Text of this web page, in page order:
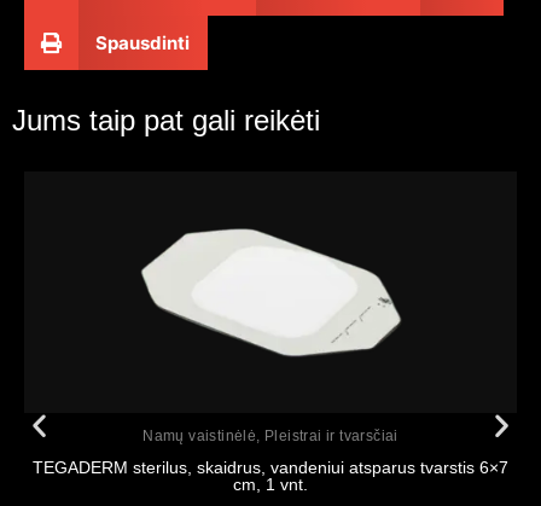
Spausdinti
Jums taip pat gali reikėti
Namų vaistinėlė, Pleistrai ir tvarsčiai
TEGADERM sterilus, skaidrus, vandeniui atsparus tvarstis 6×7
cm, 1 vnt.